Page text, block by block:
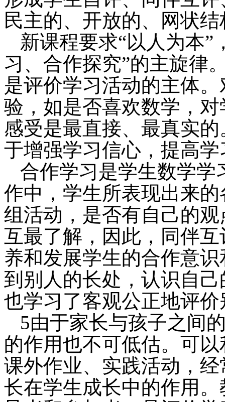
民主的、开放的、网状
新课程要求“以人为本”
习、合作探究”的主旋律
是评价学习活动的主体
验，如是否喜欢数学，
感受是最直接、最真实
于增强学习信心，提高
合作学习是学生数学学
作中，学生所表现出来
组活动，是否有自己的
互最了解，因此，同伴
养和发展学生的合作意
到别人的长处，认识自
也学习了客观
5由于家长与孩子之间
的作用也不可低估。可
课外作业、实践活动，
长在学生成长中的作用